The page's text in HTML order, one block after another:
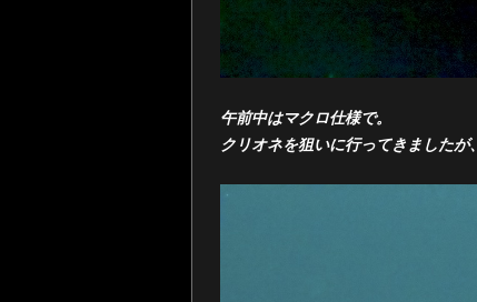
午前中はマクロ仕様で。
クリオネを狙いに行ってきましたが、